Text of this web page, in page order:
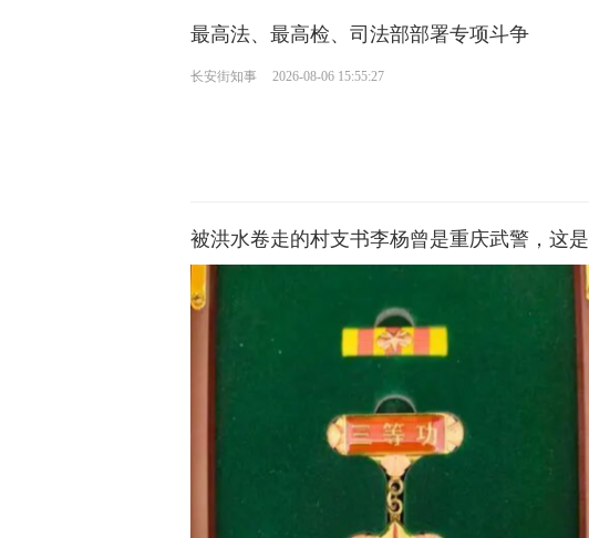
最高法、最高检、司法部部署专项斗争
长安街知事 2026-08-06 15:55:27
被洪水卷走的村支书李杨曾是重庆武警，这